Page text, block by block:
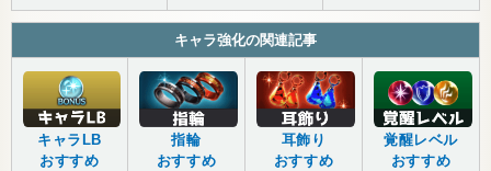
キャラ強化の関連記事
キャラLB
おすすめ
指輪
おすすめ
耳飾り
おすすめ
覚醒レベル
おすすめ